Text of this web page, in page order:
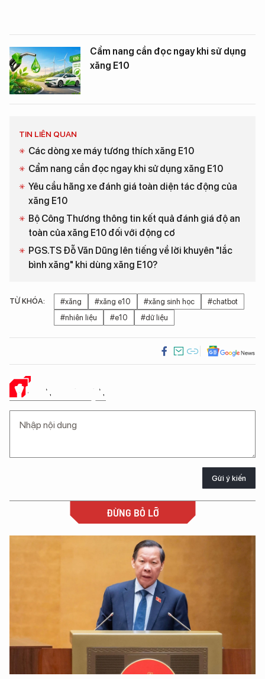
Cẩm nang cần đọc ngay khi sử dụng
xăng E10
TIN LIÊN QUAN
Các dòng xe máy tương thích xăng E10
Cẩm nang cần đọc ngay khi sử dụng xăng E10
Yêu cầu hãng xe đánh giá toàn diện tác động của
xăng E10
Bộ Công Thương thông tin kết quả đánh giá độ an
toàn của xăng E10 đối với động cơ
PGS.TS Đỗ Văn Dũng lên tiếng về lời khuyên "lắc
bình xăng" khi dùng xăng E10?
TỪ KHÓA: #xăng #xăng e10 #xăng sinh học
#chatbot
#nhiên liệu
#e10 #dữ liệu
Ý KIẾN CỦA BẠN
Gửi ý kiến
ĐỪNG BỎ LỠ